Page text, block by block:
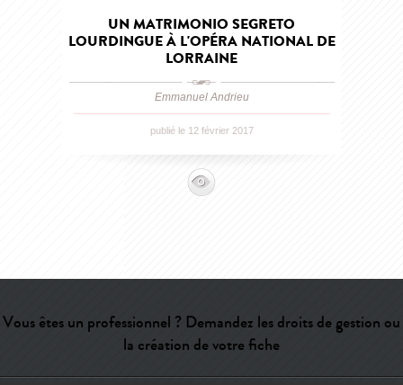
UN MATRIMONIO SEGRETO
LOURDINGUE À L'OPÉRA NATIONAL DE
LORRAINE
Emmanuel Andrieu
publié le 12 février 2017
Vous êtes un professionnel ? Demandez les droits de gestion ou
la création de votre fiche